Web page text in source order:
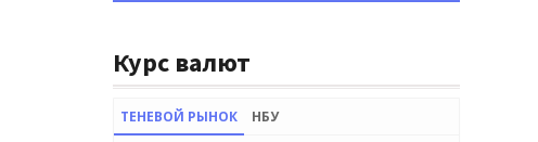
Курс валют
ТЕНЕВОЙ РЫНОК НБУ